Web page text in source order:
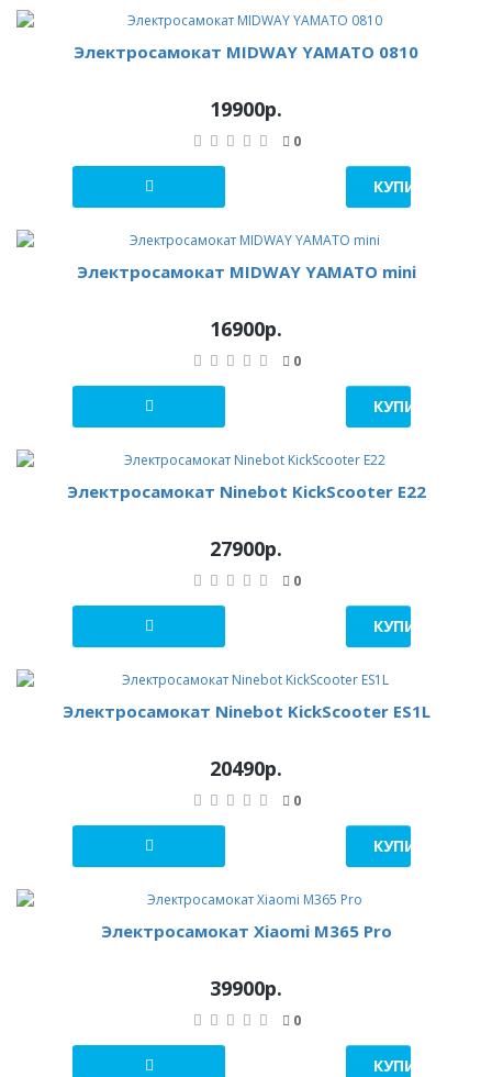
Электросамокат MIDWAY YAMATO 0810
19900р.
0
КУПИТЬ В 1
Электросамокат MIDWAY YAMATO mini
16900р.
0
КУПИТЬ В 1
Электросамокат Ninebot KickScooter E22
27900р.
0
КУПИТЬ В 1
Электросамокат Ninebot KickScooter ES1L
20490р.
0
КУПИТЬ В 1
Электросамокат Xiaomi M365 Pro
39900р.
0
КУПИТЬ В 1